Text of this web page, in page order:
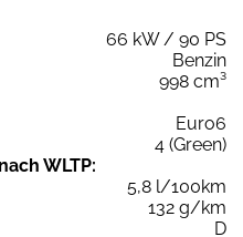
66 kW / 90 PS
Benzin
998 cm³
Euro6
4 (Green)
WLTP:
5,8 l/100km
132 g/km
D